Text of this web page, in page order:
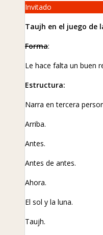
Invitado
Taujh en el juego de
Forma:
Le hace falta un buen
Estructura:
Narra en tercera
Arriba.
Antes.
Antes de antes.
Ahora.
El sol y la luna.
Taujh.